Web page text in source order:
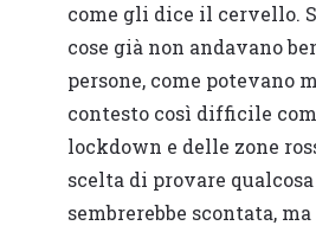
come gli dice il cervello.
cose già non andavano
persone, come potevano
contesto così difficile
lockdown e delle zone
scelta di provare
sembrerebbe scontata,